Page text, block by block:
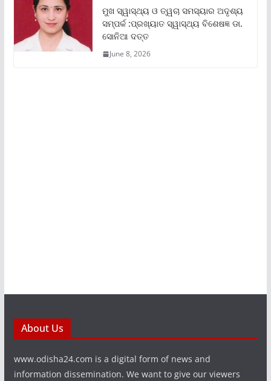
ମୁଖ ସ୍ୱାସ୍ଥ୍ୟ ଓ ତ୍ୱଚା ସମସ୍ୟାର ଅଦୃଶ୍ୟ
ସମ୍ପର୍କ :ପ୍ରଖ୍ୟାତ ସ୍ୱାସ୍ଥ୍ୟ ବିଶେଷଜ୍ଞ ଡା.
ସୋନିଆ ଦତ୍ତ
June 8, 2026
About Us
www.odisha24.com is a digital form of news and
information dissemination. We want to give our viewers